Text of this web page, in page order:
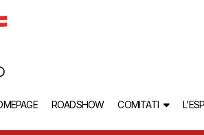
ROADSHOW COMITATI